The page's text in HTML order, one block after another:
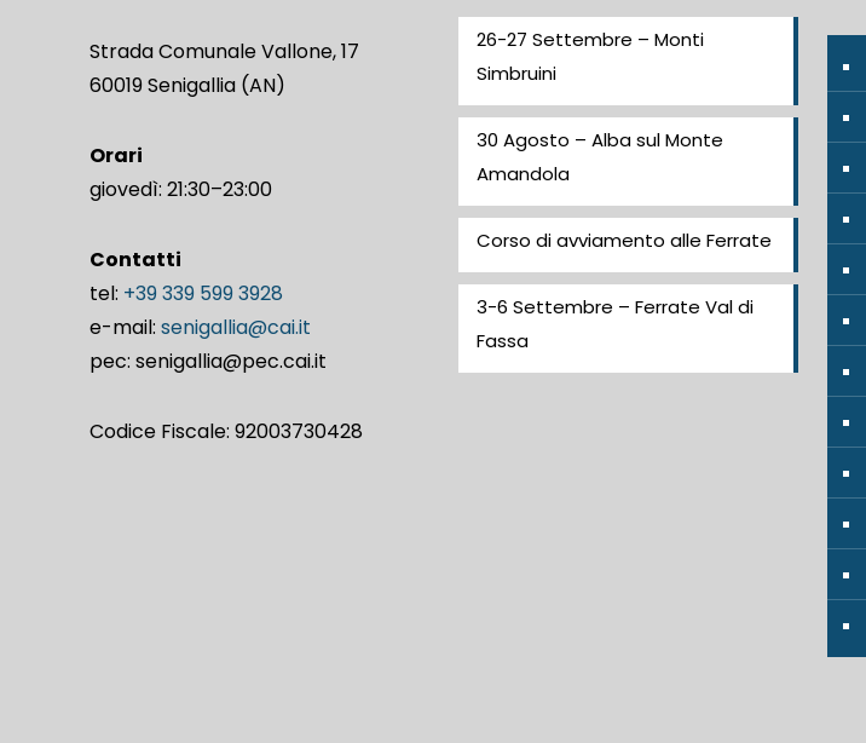
Strada Comunale Vallone, 17
60019 Senigallia (AN)
Orari
giovedì: 21:30–23:00
Contatti
tel: +39 339 599 3928
e-mail: senigallia@cai.it
pec: senigallia@pec.cai.it
Codice Fiscale: 92003730428
26-27 Settembre – Monti
Simbruini
30 Agosto – Alba sul Monte
Amandola
Corso di avviamento alle Ferrate
3-6 Settembre – Ferrate Val di
Fassa